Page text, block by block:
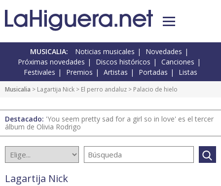
MUSICALIA: Noticias musicales
Novedades
Próximas novedades
Discos históricos
Canciones
Festivales
Premios Artistas Portadas Listas
Musicalia > Lagartija Nick > El perro andaluz > Palacio de hielo
Destacado: 'You seem pretty sad for a girl so in love' es el tercer
álbum de Olivia Rodrigo
Lagartija Nick